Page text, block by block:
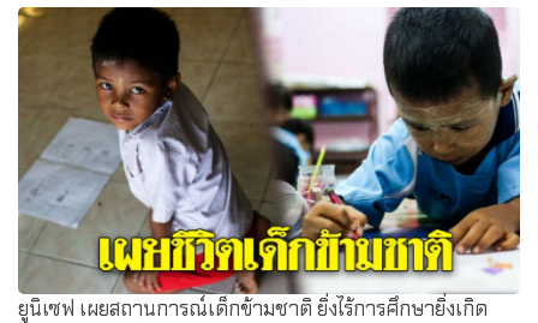
ยูนิเซฟ เผยสถานการณ์เด็กข้ามชาติ ยิ่งไร้การศึกษายิ่งเกิด